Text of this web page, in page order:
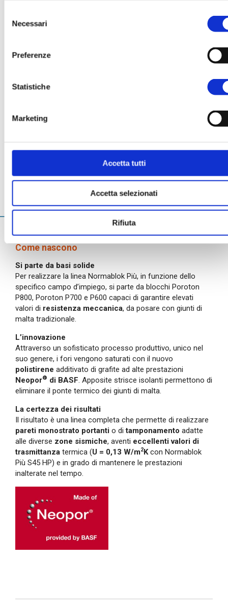
delNecessari
Preferenze
Statistiche
Marketing
Accetta tutti
Accetta selezionati
Rifiuta
Rispetto dei requisiti previsti dal DPCM
Tutta la linea Normablok Più permette
realizzare edifici a basso consumo
Impiego di polistirene HBCD Free
Più informazioni
Come nascono
Si parte da basi solide
Per realizzare la linea Normablok Più, in funzione dello
specifico campo d’impiego, si parte da blocchi Poroton
P800, Poroton P700 e P600 capaci di garantire elevati
valori di resistenza meccanica, da posare con giunti di
malta tradizionale.
L’innovazione
Attraverso un sofisticato processo produttivo, unico nel
suo genere, i fori vengono saturati con il nuovo
polistirene additivato di grafite ad alte prestazioni
Neopor® di BASF. Apposite strisce isolanti permettono di
eliminare il ponte termico dei giunti di malta.
La certezza dei risultati
Il risultato è una linea completa che permette di realizzare
pareti monostrato portanti o ditamponamento adatte
alle diverse zone sismiche, aventi eccellenti valori di
trasmittanza termica (U = 0,13 W/m2Kcon Normablok
Più S45 HP) e in grado di mantenere le prestazioni
inalterate nel tempo.